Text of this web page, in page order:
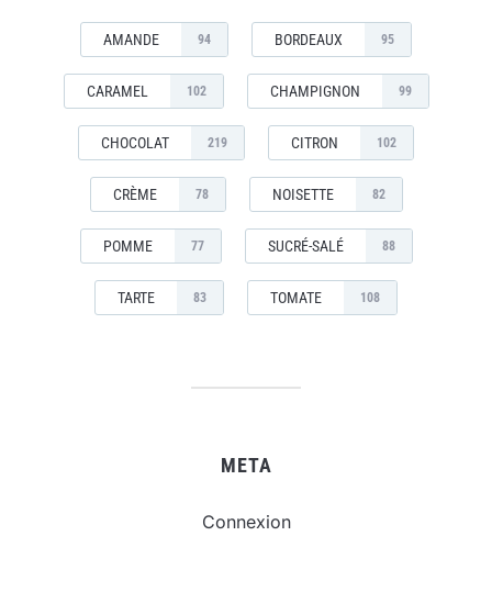
AMANDE 94 BORDEAUX 95
CARAMEL 102 CHAMPIGNON 99
CHOCOLAT 219 CITRON 102
CRÈME 78 NOISETTE 82
POMME 77 SUCRÉ-SALÉ 88
TARTE 83 TOMATE 108
META
Connexion